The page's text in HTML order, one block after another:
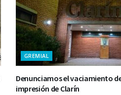
GREMIAL
Denunciamos el vaciamiento
impresión de Clarín